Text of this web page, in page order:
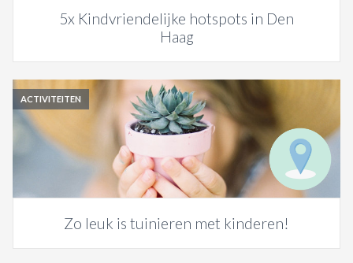
5x Kindvriendelijke hotspots in Den
Haag
ACTIVITEITEN
Zo leuk is tuinieren met kinderen!